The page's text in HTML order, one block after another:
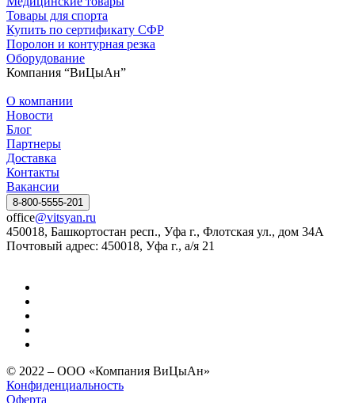
Товары для спорта
Купить по сертификату СФР
Поролон и контурная резка
Оборудование
Компания “ВиЦыАн”
О компании
Новости
Блог
Партнеры
Доставка
Контакты
Вакансии
8-800-5555-201
office@vitsyan.ru
450018, Башкортостан респ., Уфа г., Флотская ул., дом 34А
Почтовый адрес: 450018, Уфа г., а/я 21
© 2022 – ООО «Компания ВиЦыАн»
Конфиденциальность
Оферта